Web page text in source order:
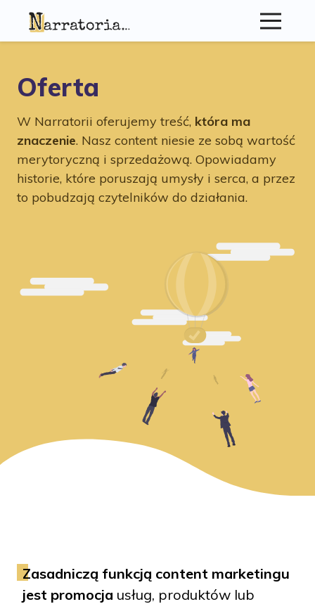
Kontakt
Blog
Oferta
W Narratorii oferujemy treść, która ma
znaczenie. Nasz content niesie ze sobą wartość
merytoryczną i sprzedażową. Opowiadamy
historie, które poruszają umysły i serca, a przez
to pobudzają czytelników do działania.
Zasadniczą funkcją content marketingu
jest promocja usług, produktów lub